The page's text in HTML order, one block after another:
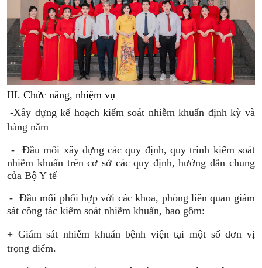
III. Chức năng, nhiệm vụ
Xây dựng kế hoạch kiểm soát nhiễm khuẩn định kỳ và
hàng năm
Đầu mối xây dựng các quy định, quy trình kiểm soát
nhiễm khuẩn trên cơ sở các quy định, hướng dẫn chung
của Bộ Y tế
Đầu mối phối hợp với các khoa, phòng liên quan giám
sát công tác kiểm soát nhiễm khuẩn, bao gồm:
+ Giám sát nhiễm khuẩn bệnh viện tại một số đơn vị
trọng điểm.